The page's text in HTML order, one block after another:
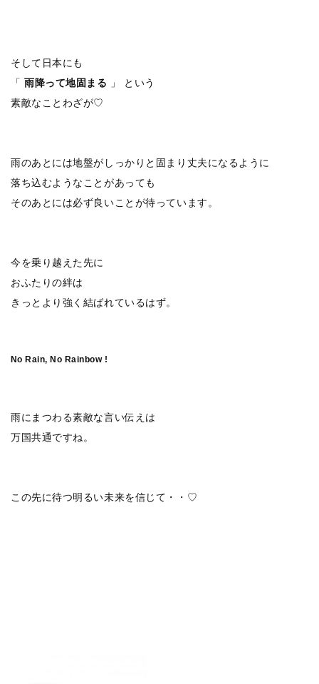
そして日本にも
「雨降って地固まる
」 という
素敵なことわざが♡
雨のあとには地盤がしっかりと固まり丈夫になるように
落ち込むようなことがあっても
そのあとには必ず良いことが待っています。
今を乗り越えた先に
おふたりの絆は
きっとより強く結ばれているはず。
No Rain, No Rainbow !
雨にまつわる素敵な言い伝えは
万国共通ですね。
この先に待つ明るい未来を信じて・・♡